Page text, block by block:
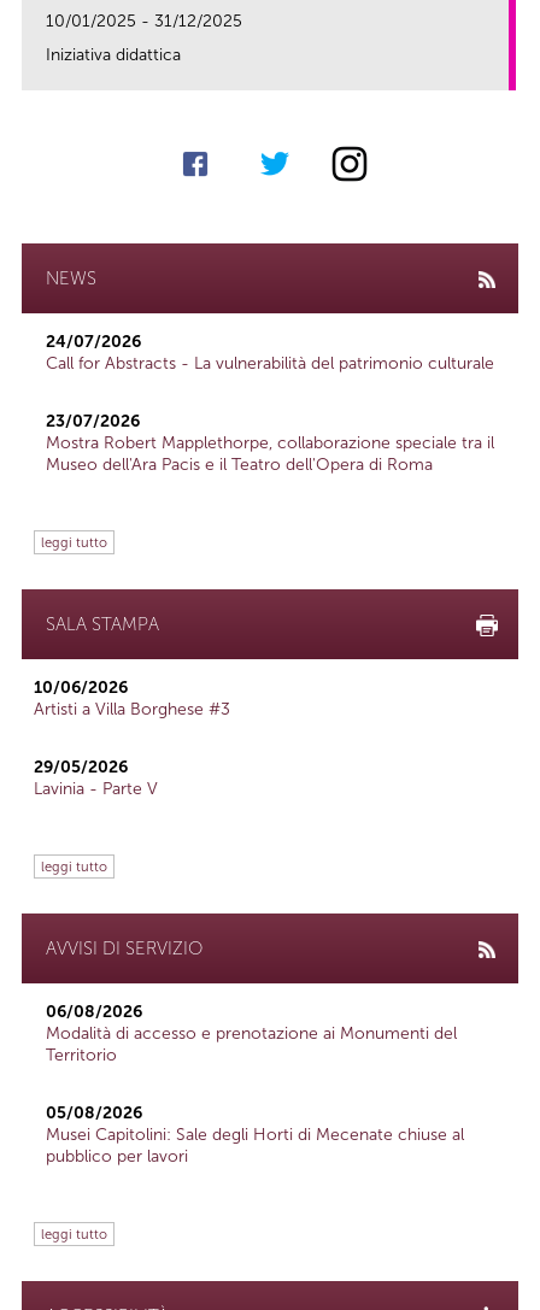
10/01/2025 - 31/12/2025
Iniziativa didattica
NEWS
24/07/2026
Call for Abstracts - La vulnerabilità del patrimonio culturale
23/07/2026
Mostra Robert Mapplethorpe, collaborazione speciale tra il
Museo dell'Ara Pacis e il Teatro dell'Opera di Roma
leggi tutto
SALA STAMPA
10/06/2026
Artisti a Villa Borghese #3
29/05/2026
Lavinia - Parte V
leggi tutto
AVVISI DI SERVIZIO
06/08/2026
Modalità di accesso e prenotazione ai Monumenti del
Territorio
05/08/2026
Musei Capitolini: Sale degli Horti di Mecenate chiuse al
pubblico per lavori
leggi tutto